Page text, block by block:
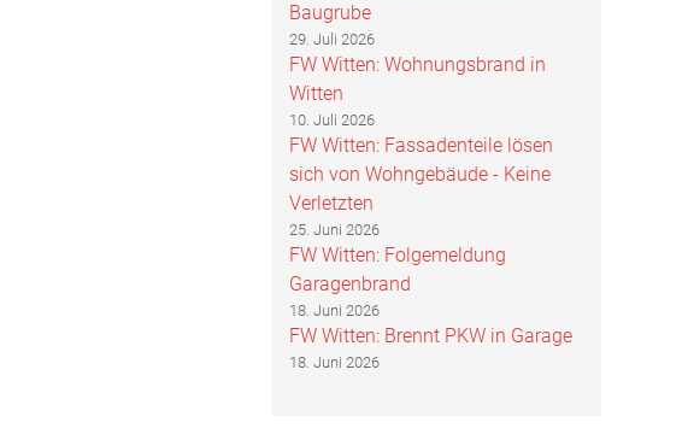
Baugrube
29. Juli 2026
FW Witten: Wohnungsbrand in
Witten
10. Juli 2026
FW Witten: Fassadenteile lösen
sich von Wohngebäude - Keine
Verletzten
25. Juni 2026
FW Witten: Folgemeldung
Garagenbrand
18. Juni 2026
FW Witten: Brennt PKW in Garage
18. Juni 2026